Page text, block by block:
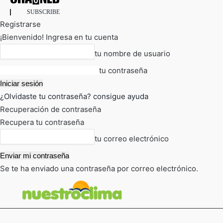
SUBSCRIBE
Registrarse
¡Bienvenido! Ingresa en tu cuenta
tu nombre de usuario
tu contraseña
¿Olvidaste tu contraseña? consigue ayuda
Recuperación de contraseña
Recupera tu contraseña
tu correo electrónico
Se te ha enviado una contraseña por correo electrónico.